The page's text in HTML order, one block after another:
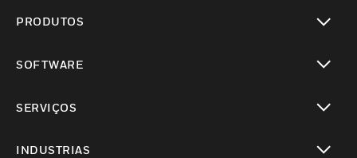
PRODUTOS
SOFTWARE
SERVIÇOS
INDUSTRIAS